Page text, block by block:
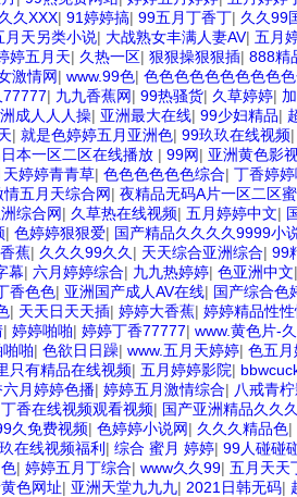
久XXX| 91婷婷搞| 99五月丁香丁| 久久99
月天另类小说| 大战熟女丰满人妻AV| 五月
婷五月天| 久热一区| 狠狠操狠狠插| 888精
激情网| www.99色| 色色色色色色色色色
| 九九香蕉网| 99热骚货| 久草婷婷|
成人人人操| 亚洲最大在线| 99少妇精品|
| 就是色婷婷五月亚洲色| 99玖玖在线视频
本一区二区在线播放 | 99网| 亚洲黄色影
天婷婷青青草| 色色色色色色综合| 丁香婷
情五月天综合网| 夜精品无码A片一区二区
综合网| 久草热在线视频| 五月婷婷中文|
| 色婷婷狠狠爱| 国产精品久久久久9999小
蕉| 久久久99久久 | 天天综合亚洲综合| 99
幕| 六月婷婷综合| 九九热婷婷| 色亚洲中文
香色色| 亚洲国产成人AV在线| 国产综合色
| 天天日天天插| 婷婷大香蕉| 婷婷精品性
| 婷婷啪啪| 婷婷丁香77777| www.黄色片-
啪| 色欲日日躁| www.五月天婷婷| 色五
只有精品在线视频| 五月婷婷影院|
六月婷婷色播| 婷婷五月激情综合| 八戒青
香在线视频观看视频| 国产亚洲精品久久
久免费视频| 色婷婷小说网| 久久久精品色|
在线视频福利 | 综合 蜜月 婷婷| 99人碰碰
| 婷婷五月丁综合| www久久99| 五月天天
色网址| 亚洲天堂九九九| 2021日韩无码|